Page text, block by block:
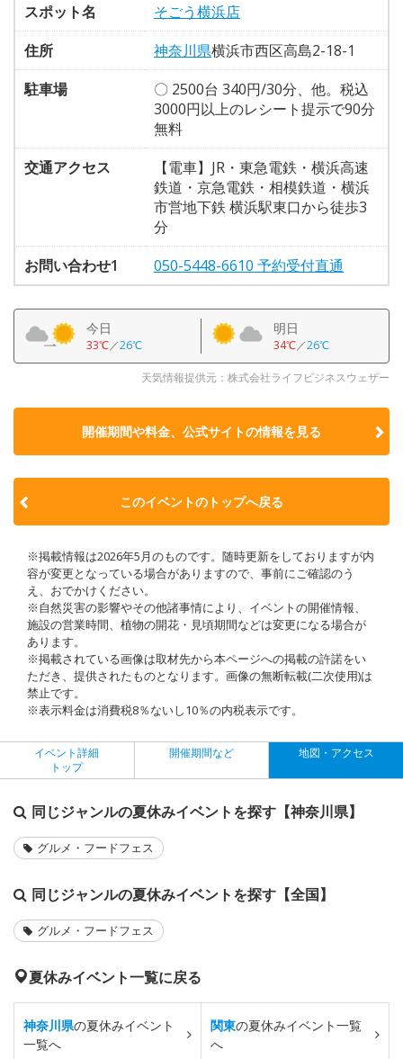
スポット名
そごう横浜店
住所
神奈川県横浜市西区高島2-18-1
駐車場
〇 2500台 340円/30分、他。税込
3000円以上のレシート提示で90分
無料
交通アクセス
【電車】JR・東急電鉄・横浜高速
鉄道・京急電鉄・相模鉄道・横浜
市営地下鉄 横浜駅東口から徒歩3
分
お問い合わせ1
050-5448-6610 予約受付直通
今日
33℃／26℃
明日
34℃／26℃
天気情報提供元：株式会社ライフビジネスウェザー
開催期間や料金、公式サイトの情報を見る
このイベントのトップへ戻る
※掲載情報は2026年5月のものです。随時更新をしておりますが内
容が変更となっている場合がありますので、事前にご確認のう
え、おでかけください。
※自然災害の影響やその他諸事情により、イベントの開催情報、
施設の営業時間、植物の開花・見頃期間などは変更になる場合が
あります。
※掲載されている画像は取材先から本ページへの掲載の許諾をい
ただき、提供されたものとなります。画像の無断転載(二次使用)は
禁止です。
※表示料金は消費税8％ないし10％の内税表示です。
イベント詳細
トップ
開催期間など 地図・アクセス
同じジャンルの夏休みイベントを探す【神奈川県】
グルメ・フードフェス
同じジャンルの夏休みイベントを探す【全国】
グルメ・フードフェス
夏休みイベント一覧に戻る
神奈川県の夏休みイベント
一覧へ
関東の夏休みイベント一覧
へ